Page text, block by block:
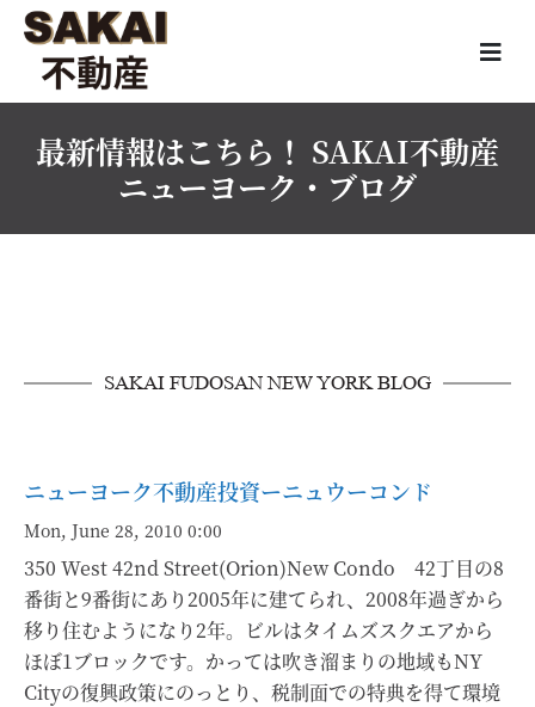
最新情報はこちら！ SAKAI不動産
ニューヨーク・ブログ
SAKAI FUDOSAN NEW YORK BLOG
ニューヨーク不動産投資ーニュウーコンド
Mon, June 28, 2010 0:00
350 West 42nd Street(Orion)New Condo 42丁目の8
番街と9番街にあり2005年に建てられ、2008年過ぎから
移り住むようになり2年。ビルはタイムズスクエアから
ほぼ1ブロックです。かっては吹き溜まりの地域もNY
Cityの復興政策にのっとり、税制面での特典を得て環境